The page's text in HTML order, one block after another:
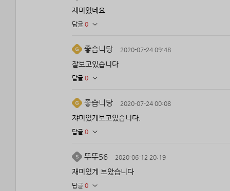
재미있네요
답글 0
좋습니당 2020-07-24 09:48
잘보고있습니다
답글 0
좋습니당 2020-07-24 00:08
쟈미있게보고있습니다.
답글 0
뚜뚜56 2020-06-12 20:19
재미있게 보았습니다
답글 0